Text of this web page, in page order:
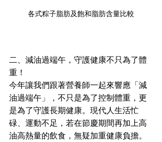
各式粽子脂肪及飽和脂肪含量比較
二、減油過端午，守護健康不只為了體
重！
今年讓我們跟著營養師一起來響應「減
油過端午」，不只是為了控制體重，更
是為了守護長期健康。現代人生活忙
碌、運動不足，若在節慶期間再加上高
油高熱量的飲食，無疑加重健康負擔。